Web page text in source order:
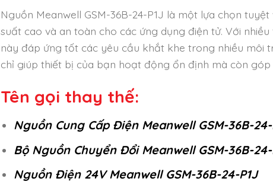
Nguồn Meanwell GSM-36B-24-P1J là một lựa chọn
suất cao và an toàn cho các ứng dụng điện tử. Với
này đáp ứng tốt các yêu cầu khắt khe trong nhiều môi
chỉ giúp thiết bị của bạn hoạt động ổn định mà còn
Tên gọi thay thế:
Nguồn Cung Cấp Điện Meanwell GSM-36B-24-
Bộ Nguồn Chuyển Đổi Meanwell GSM-36B-24-
Nguồn Điện 24V Meanwell GSM-36B-24-P1J